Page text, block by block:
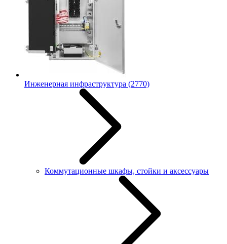
Инженерная инфраструктура (2770)
Коммутационные шкафы, стойки и аксессуары